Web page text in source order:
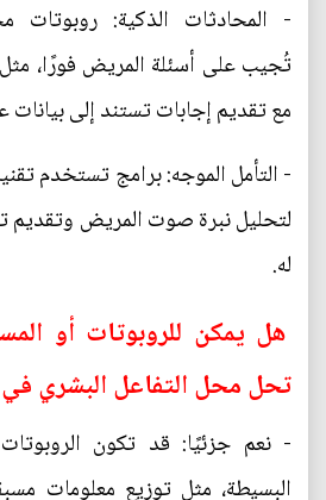
تُجيب على أسئلة المريض فورًا،
مع تقديم إجابات تستند إلى بيانات
- التأمل الموجه: برامج تستخدم
لتحليل نبرة صوت المريض
له.
هل يمكن للروبوتات أو
تحل محل التفاعل البشري
- نعم جزئيًا: قد تكون
البسيطة، مثل توزيع معلومات